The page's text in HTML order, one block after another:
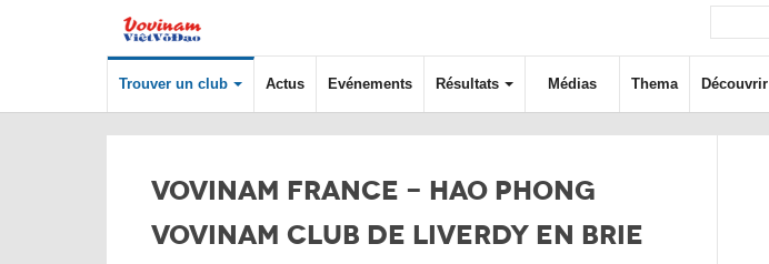
Trouver un club Actus Evénements Résultats Médias Thema Découvrir
VOVINAM FRANCE - HAO PHONG
VOVINAM CLUB DE LIVERDY EN BRIE